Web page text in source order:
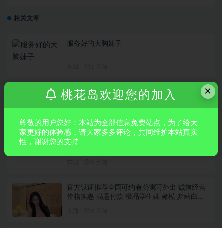
相关文章
服务好的大胸妹子
大奶小乔
SM调教戏谑
官方认证推荐全国可约有公寓可外出 诚信经营
价格实惠 满意付款 极品学生妹 嫩模 萝莉白虎
×
桃花岛欢迎您的加入
尊敬的用户您好：本站为全部信息免费站点，为了给大
家更好的体验感，请大家多多评论，共同维护本站真实
性，谢谢您的支持